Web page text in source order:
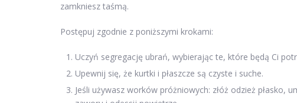
zamkniesz taśmą.
Postępuj zgodnie z poniższymi krokami:
Uczyń segregację ubrań, wybierając te, które będą Ci
Upewnij się, że kurtki i płaszcze są czyste i suche.
Jeśli używasz worków próżniowych: złóż odzież płasko,